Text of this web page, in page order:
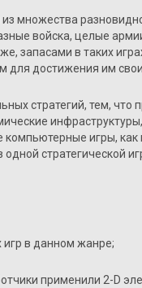
множества
войска, целые
запасами в таких
для достижения им
стратегий, тем, что
игры,
стратегической
игр в данном жанре;
применили 2-D